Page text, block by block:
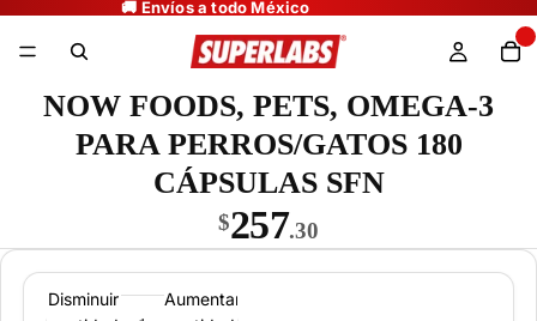
NOW FOODS, PETS, OMEGA-3
PARA PERROS/GATOS 180
CÁPSULAS SFN
$257.30
Disminuir
Aumentar